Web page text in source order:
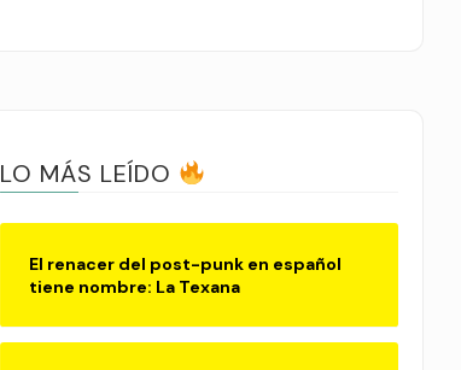
LO MÁS LEÍDO
El renacer del post-punk en español
tiene nombre: La Texana